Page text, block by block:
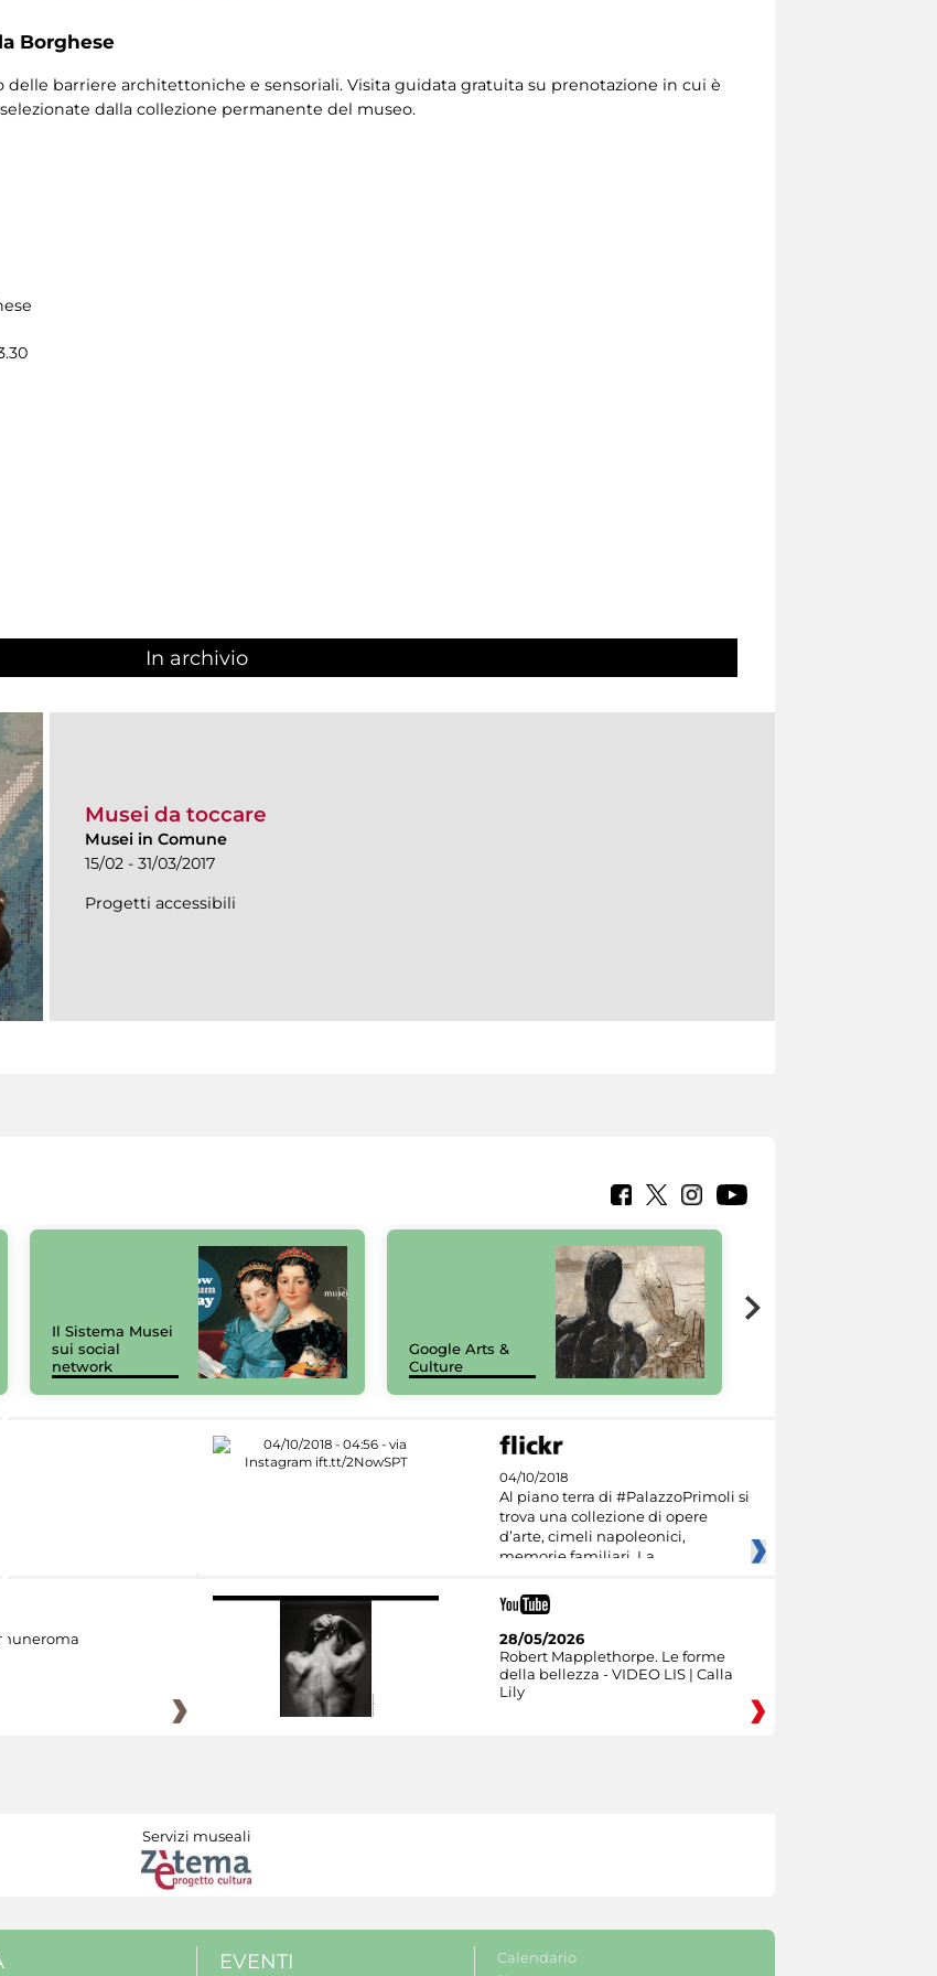
Borghese
delle barriere architettoniche e sensoriali. Visita guidata gratuita su prenotazione in cui è
dalla collezione permanente del museo.
In archivio
Musei da toccare
Musei in Comune
15/02 - 31/03/2017
Progetti accessibili
Il Sistema Musei
sui social
network
Google Arts &
Culture
04/10/2018
Al piano terra di #PalazzoPrimoli si
trova una collezione di opere
d’arte, cimeli napoleonici,
memorie familiari. La
28/05/2026
Robert Mapplethorpe. Le forme
della bellezza - VIDEO LIS | Calla
Lily
Servizi museali
EVENTI
Calendario